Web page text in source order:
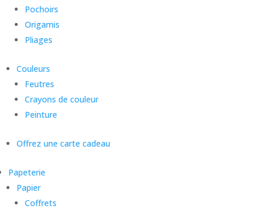
Pochoirs
Origamis
Pliages
Couleurs
Feutres
Crayons de couleur
Peinture
Offrez une carte cadeau
Papeterie
Papier
Coffrets